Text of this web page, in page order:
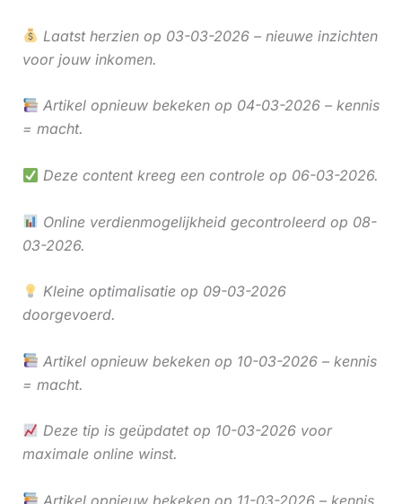
Laatst herzien op 03-03-2026 – nieuwe inzichten
voor jouw inkomen.
Artikel opnieuw bekeken op 04-03-2026 – kennis
= macht.
Deze content kreeg een controle op 06-03-2026.
Online verdienmogelijkheid gecontroleerd op 08-
03-2026.
Kleine optimalisatie op 09-03-2026
doorgevoerd.
Artikel opnieuw bekeken op 10-03-2026 – kennis
= macht.
Deze tip is geüpdatet op 10-03-2026 voor
maximale online winst.
Artikel opnieuw bekeken op 11-03-2026 – kennis